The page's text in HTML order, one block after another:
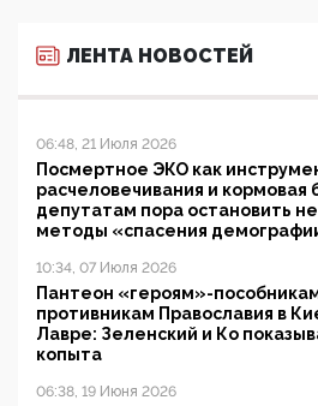
ЛЕНТА НОВОСТЕЙ
06:48, 21 Июля 2026
Посмертное ЭКО как
расчеловечивания и кормовая
депутатам пора остановить
методы «спасения
10:34, 07 Июля 2026
Пантеон «героям»-
противникам Православия в
Лавре: Зеленский и Ко
копыта
06:38, 19 Июня 2026